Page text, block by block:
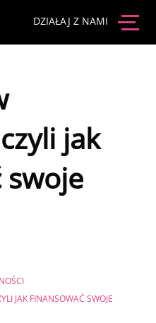
DZIAŁAJ Z NAMI
jak
JAK FINANSOWAĆ SWOJE